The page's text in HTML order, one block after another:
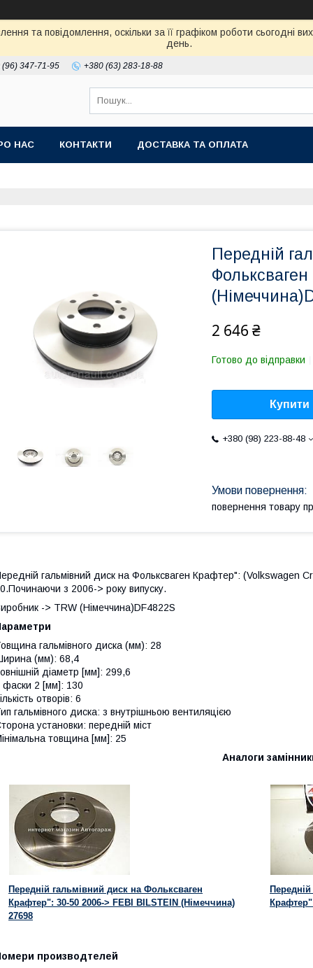
та повідомлення, оскільки за її графіком роботи сьогодні
день.
(96) 347-71-95 +380 (63) 283-18-88
НАС КОНТАКТИ ДОСТАВКА ТА ОПЛАТА
Передній
2 646 ₴
Готово до відправки
Купити
+380 (98) 223-88-48
повернення товару
гальмівний диск на Фольксваген Крафтер": (Volkswagen
з 2006-> року випуску.
-> TRW (Німеччина)DF4822S
гальмівного диска (мм): 28
(мм): 68,4
діаметр [мм]: 299,6
фаски 2 [мм]: 130
отворів: 6
гальмівного диска: з внутрішньою вентиляцією
установки: передній міст
товщина [мм]: 25
Аналоги
Передній гальмівний диск на Фольксваген
Крафтер": 30-50 2006-> FEBI BILSTEIN (Німеччина)
27698
производтелей